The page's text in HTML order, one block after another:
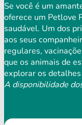
Se você é um
oferece um Petlove
saudável. Um dos
aos seus
regulares,
que os animais de
explorar os
A disponibilidade